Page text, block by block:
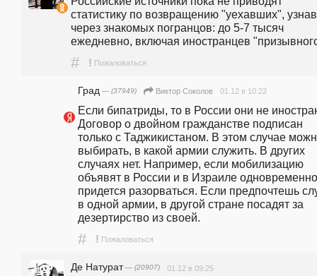
статистику по возвращению "уехавших",
через знакомых погранцов: до 5-7 тысяч
ежедневно, включая иностранцев
# ! Пожаловаться
Град — (37949) Виктор Соколов 01.12 в 10:22
Если бипатриды, то в России они не
Договор о двойном гражданстве подписан
только с Таджикистаном. В этом случае
выбирать, в какой армии служить. В других
случаях нет. Например, если мобилизацию
объявят в России и в Израиле
придется разорваться. Если предпочтешь
в одной армии, в другой стране посадят за
дезертирство из своей.
# ! Пожаловаться
Де Натурат— (20907) 01.12 в 09:25